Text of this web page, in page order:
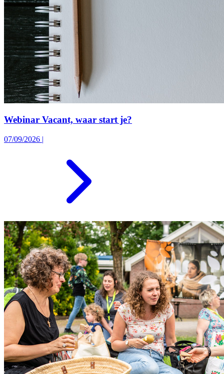
Webinar Vacant, waar start je?
07/09/2026 |